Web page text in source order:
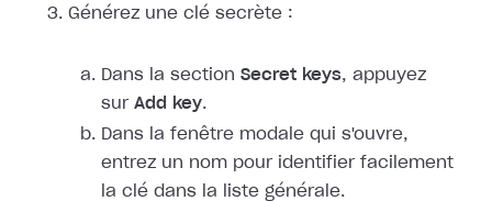
Générez une clé secrète :
Dans la section Secret keys, appuyez
sur Add key.
Dans la fenêtre modale qui s'ouvre,
entrez un nom pour identifier facilement
la clé dans la liste générale.